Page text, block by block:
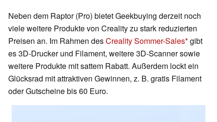
Neben dem Raptor (Pro) bietet Geekbuying derzeit noch
viele weitere Produkte von Creality zu stark reduzierten
Preisen an. Im Rahmen desCreality Sommer-Sales gibt
es 3D-Drucker und Filament, weitere 3D-Scanner sowie
weitere Produkte mit sattem Rabatt. Außerdem lockt ein
Glücksrad mit attraktiven Gewinnen, z. B. gratis Filament
oder Gutscheine bis 60 Euro.